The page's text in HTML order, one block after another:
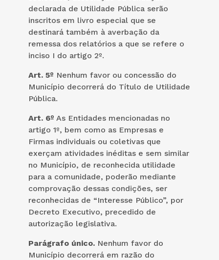
declarada de Utilidade Pública serão
inscritos em livro especial que se
destinará também à averbação da
remessa dos relatórios a que se refere o
inciso I do artigo 2º.
Art. 5º Nenhum favor ou concessão do
Município decorrerá do Título de Utilidade
Pública.
Art. 6º As Entidades mencionadas no
artigo 1º, bem como as Empresas e
Firmas individuais ou coletivas que
exerçam atividades inéditas e sem similar
no Município, de reconhecida utilidade
para a comunidade, poderão mediante
comprovação dessas condições, ser
reconhecidas de “Interesse Público”, por
Decreto Executivo, precedido de
autorização legislativa.
Parágrafo único. Nenhum favor do
Município decorrerá em razão do